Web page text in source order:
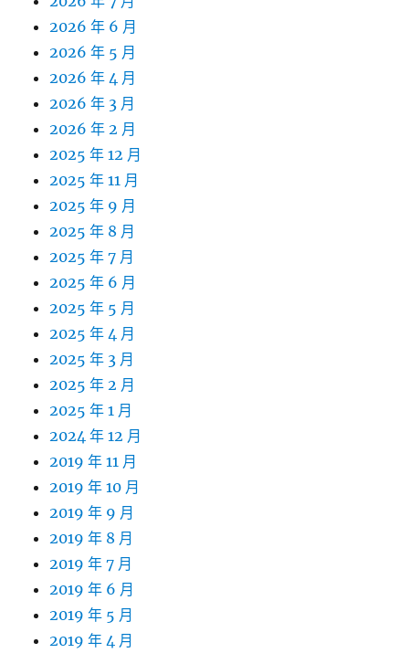
2026 年 6 月
2026 年 5 月
2026 年 4 月
2026 年 3 月
2026 年 2 月
2025 年 12 月
2025 年 11 月
2025 年 9 月
2025 年 8 月
2025 年 7 月
2025 年 6 月
2025 年 5 月
2025 年 4 月
2025 年 3 月
2025 年 2 月
2025 年 1 月
2024 年 12 月
2019 年 11 月
2019 年 10 月
2019 年 9 月
2019 年 8 月
2019 年 7 月
2019 年 6 月
2019 年 5 月
2019 年 4 月